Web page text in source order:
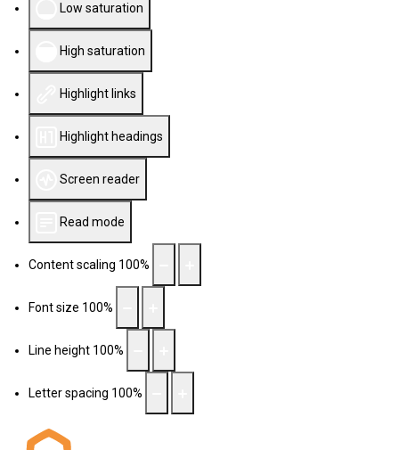
Low saturation
High saturation
Highlight links
Highlight headings
Screen reader
Read mode
Content scaling 100%
Font size 100%
Line height 100%
Letter spacing 100%